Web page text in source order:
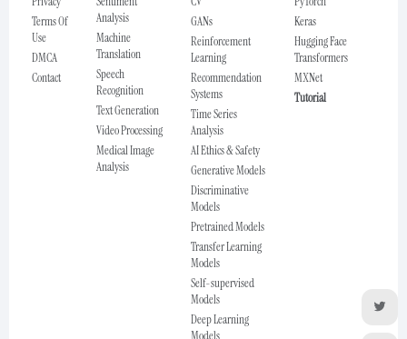
Terms Of
Use
DMCA
Contact
Analysis
Machine
Translation
Speech
Recognition
Text Generation
Video Processing
Medical Image
Analysis
GANs
Reinforcement
Learning
Recommendation
Systems
Time Series
Analysis
AI Ethics & Safety
Generative Models
Discriminative
Models
Pretrained Models
Transfer Learning
Models
Self-supervised
Models
Deep Learning
Keras
Hugging Face
Transformers
MXNet
Tutorial